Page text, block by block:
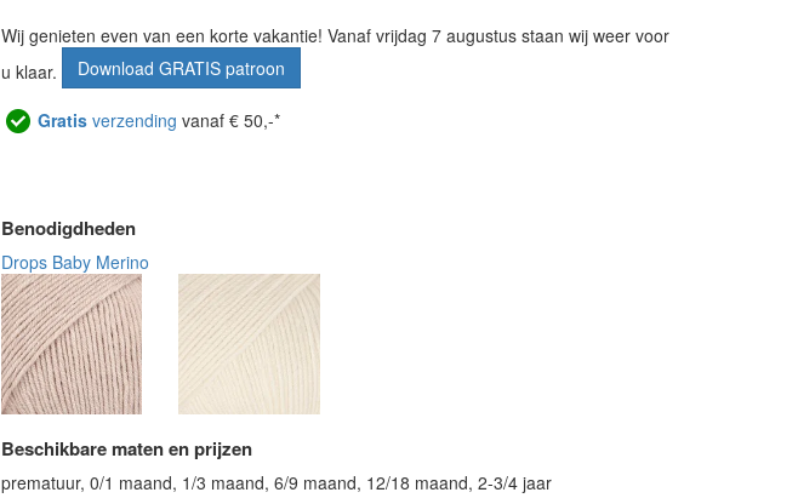
Wij genieten even van een korte vakantie! Vanaf vrijdag 7 augustus staan wij weer voor
u klaar.
Download GRATIS patroon
Gratis verzending vanaf € 50,-*
Benodigdheden
Drops Baby Merino
Beschikbare maten en prijzen
prematuur, 0/1 maand, 1/3 maand, 6/9 maand, 12/18 maand, 2-3/4 jaar